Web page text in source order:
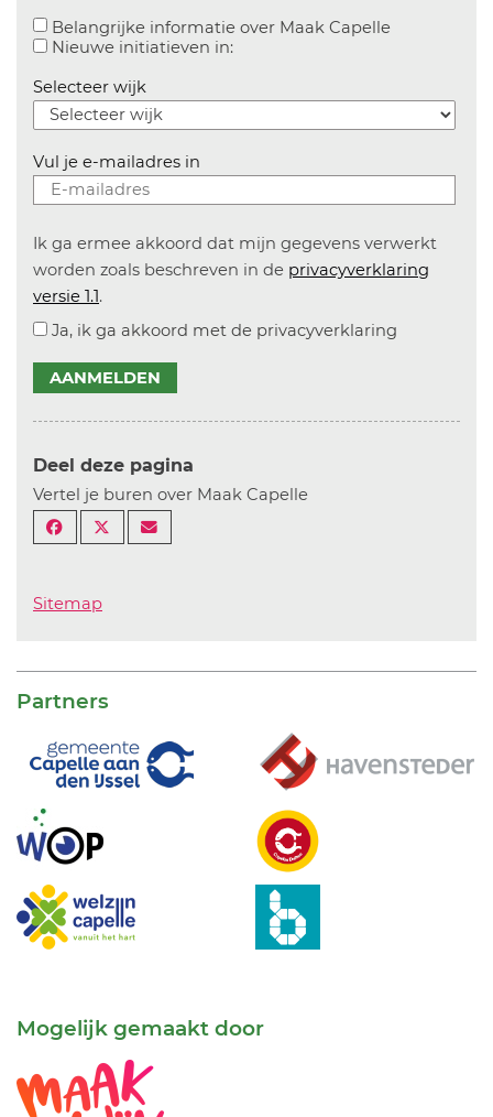
Belangrijke informatie over Maak CapelleAanvinken
Nieuwe initiatieven in:Aanvinken om informatie over
Selecteer wijk
Vul je e-mailadres in
Ik ga ermee akkoord dat mijn gegevens verwerkt
worden zoals beschreven in de privacyverklaring
versie 1.1.
Ja, ik ga akkoord met de privacyverklaring
AANMELDEN
Deel deze pagina
Vertel je buren over Maak Capelle
Sitemap
Partners
Mogelijk gemaakt door